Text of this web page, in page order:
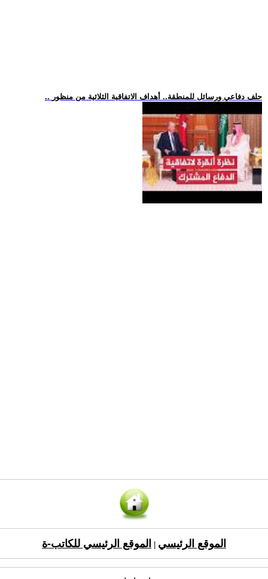
.. حلف دفاعي ورسائل للمنطقة.. أهداف الاتفاقية الثلاثية من منظور
الموقع الرئيسي الموقع الرئيسي للكاتب-ة